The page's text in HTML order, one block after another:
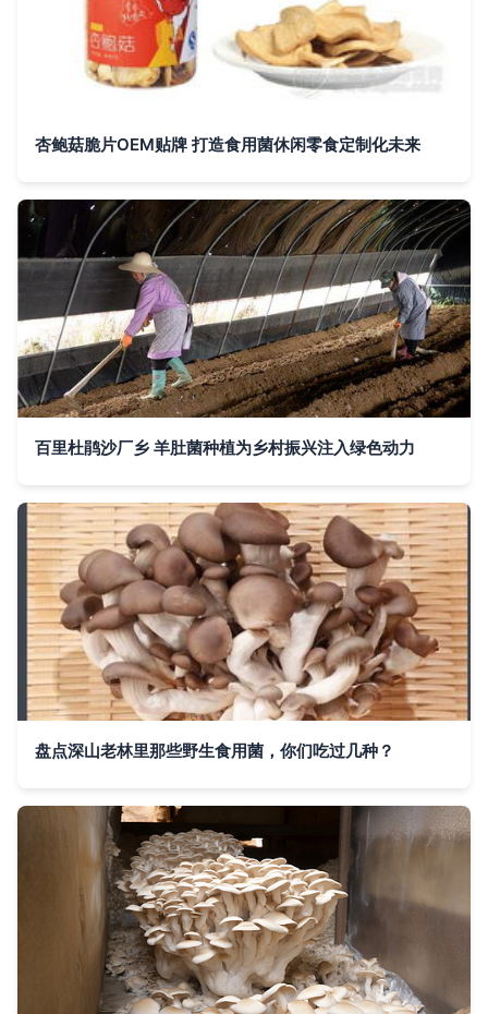
杏鲍菇脆片OEM贴牌 打造食用菌休闲零食定制化未来
百里杜鹃沙厂乡 羊肚菌种植为乡村振兴注入绿色动力
盘点深山老林里那些野生食用菌，你们吃过几种？